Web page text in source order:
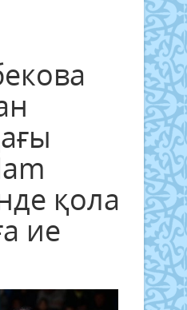
қола
ие